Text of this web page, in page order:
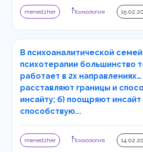
menedzher Психология
В психоаналитической
психотерапии большинство
работает в 2х направлениях…
расставляют границы и
инсайту; б) поощряют инсайт
способствую...
menedzher Психология